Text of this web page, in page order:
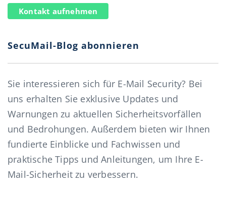
Kontakt aufnehmen
SecuMail-Blog abonnieren
Sie interessieren sich für E-Mail Security? Bei
uns erhalten Sie exklusive Updates und
Warnungen zu aktuellen Sicherheitsvorfällen
und Bedrohungen. Außerdem bieten wir Ihnen
fundierte Einblicke und Fachwissen und
praktische Tipps und Anleitungen, um Ihre E-
Mail-Sicherheit zu verbessern.